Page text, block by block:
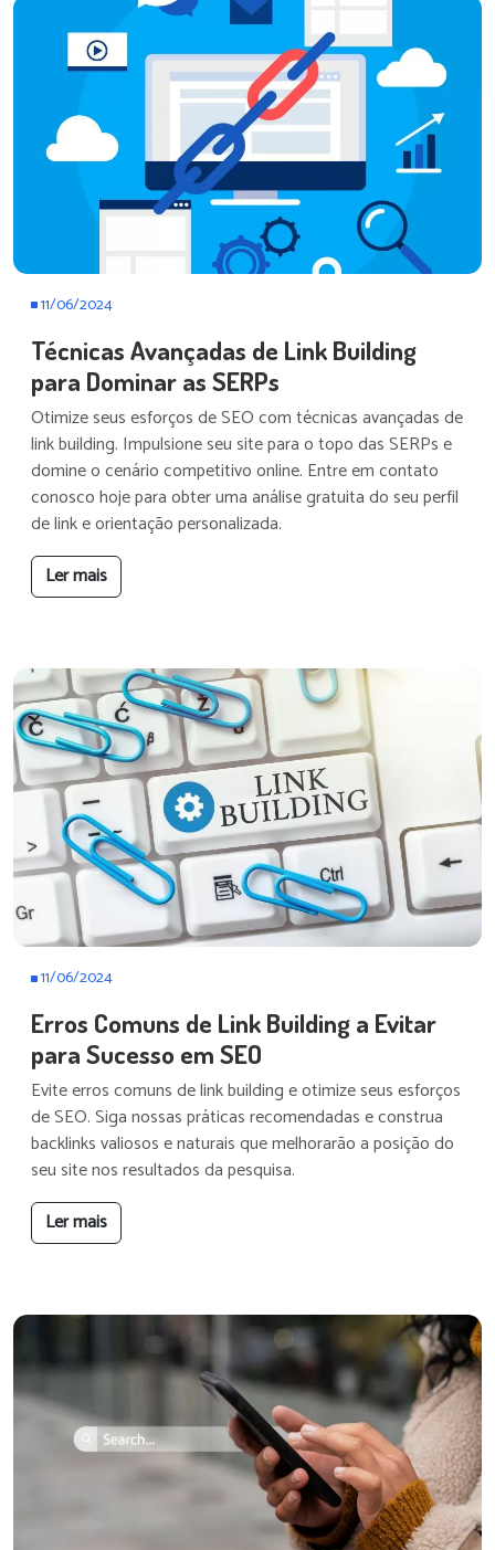
11/06/2024
Técnicas Avançadas de Link Building
para Dominar as SERPs
Otimize seus esforços de SEO com técnicas avançadas de
link building. Impulsione seu site para o topo das SERPs e
domine o cenário competitivo online. Entre em contato
conosco hoje para obter uma análise gratuita do seu perfil
de link e orientação personalizada.
Ler mais
11/06/2024
Erros Comuns de Link Building a Evitar
para Sucesso em SEO
Evite erros comuns de link building e otimize seus esforços
de SEO. Siga nossas práticas recomendadas e construa
backlinks valiosos e naturais que melhorarão a posição do
seu site nos resultados da pesquisa.
Ler mais